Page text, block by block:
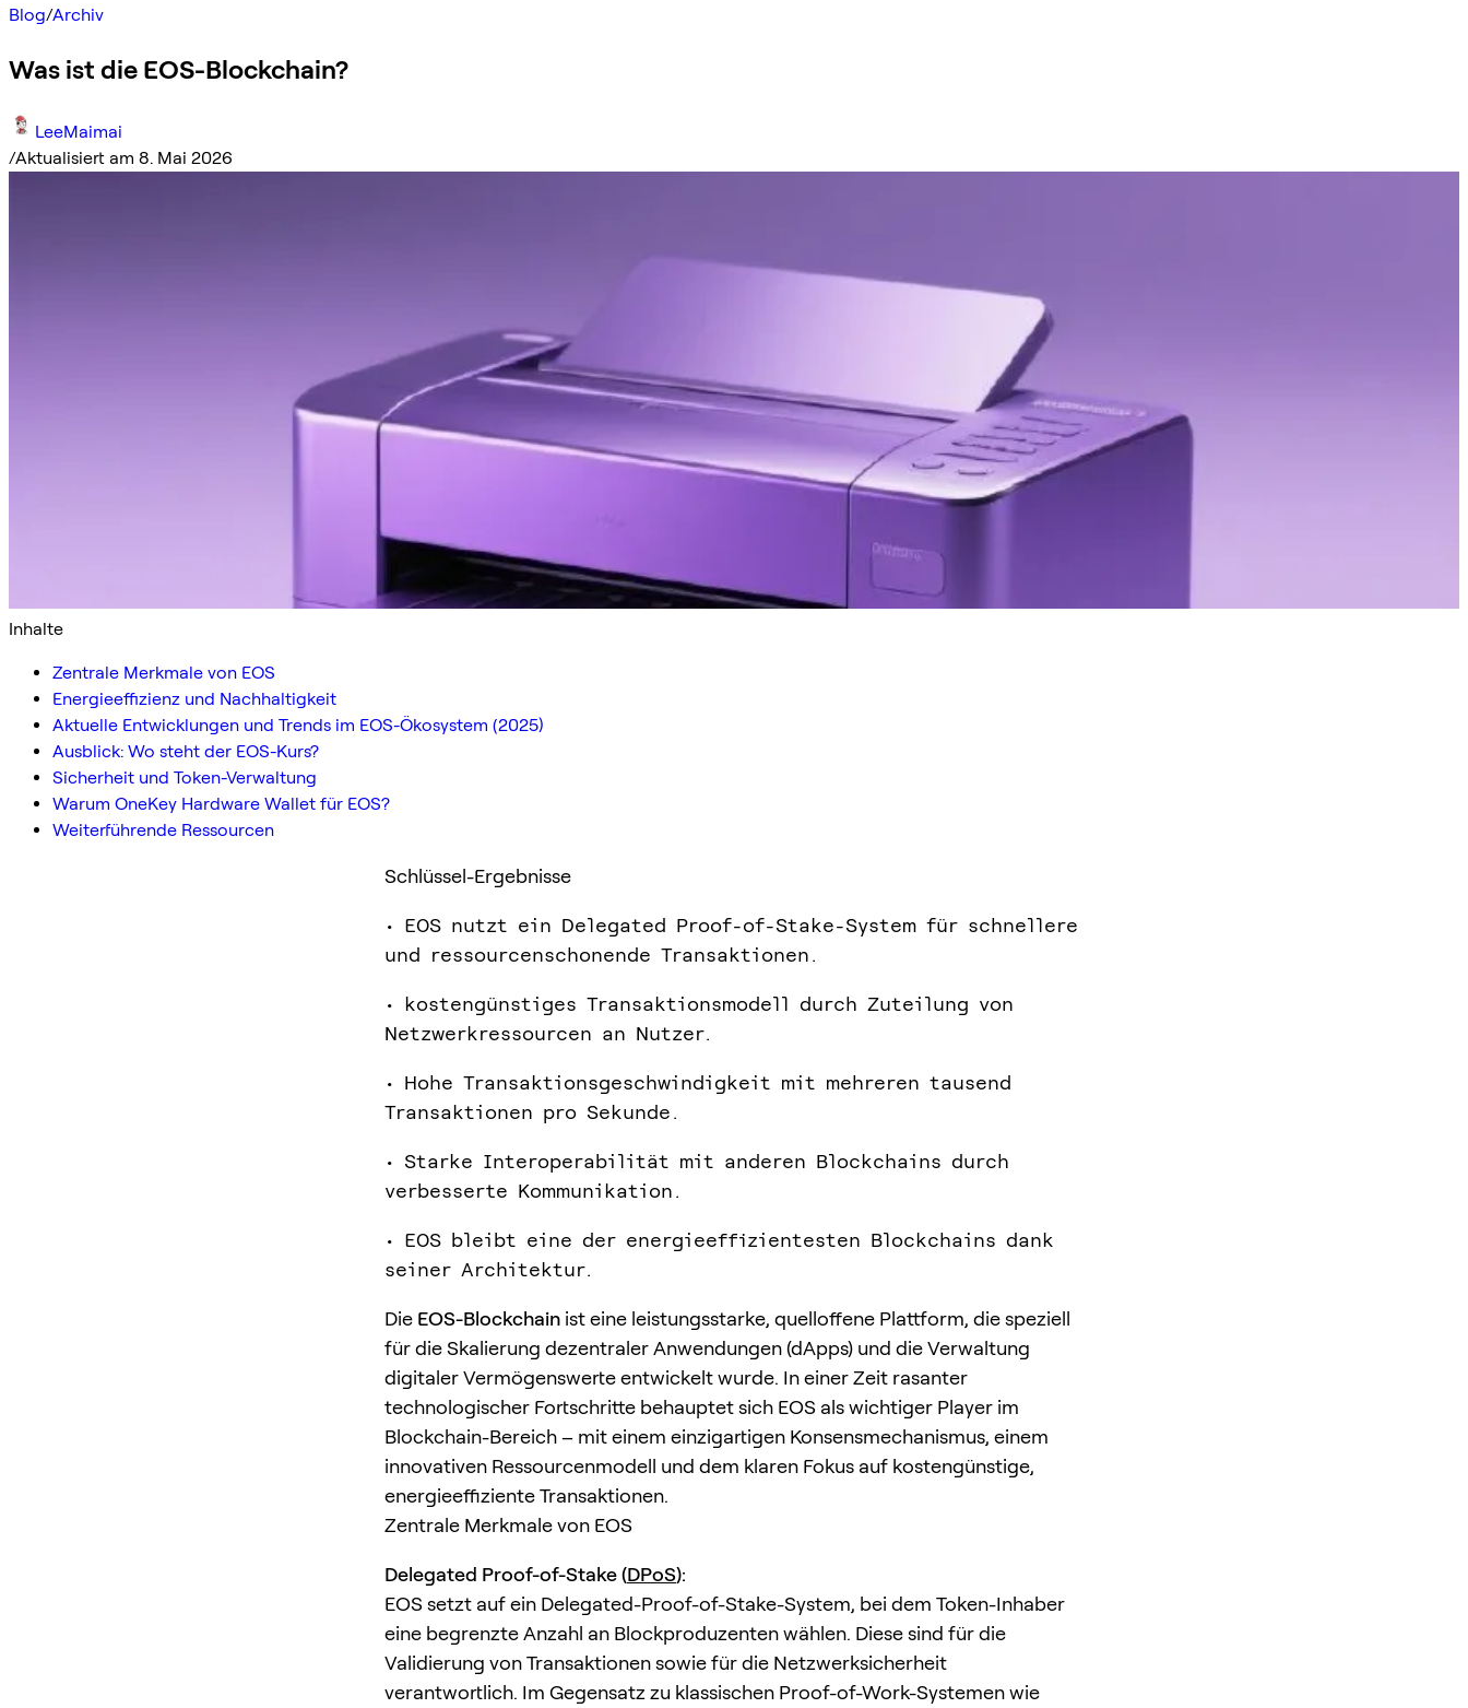
Blog/Archiv
Was ist die EOS-Blockchain?
LeeMaimai
/Aktualisiert am 8. Mai 2026
Inhalte
Zentrale Merkmale von EOS
Energieeffizienz und Nachhaltigkeit
Aktuelle Entwicklungen und Trends im EOS-Ökosystem (2025)
Ausblick: Wo steht der EOS-Kurs?
Sicherheit und Token-Verwaltung
Warum OneKey Hardware Wallet für EOS?
Weiterführende Ressourcen
Schlüssel-Ergebnisse
• EOS nutzt ein Delegated Proof-of-Stake-System für schnellere
und ressourcenschonende Transaktionen.
• kostengünstiges Transaktionsmodell durch Zuteilung von
Netzwerkressourcen an Nutzer.
• Hohe Transaktionsgeschwindigkeit mit mehreren tausend
Transaktionen pro Sekunde.
• Starke Interoperabilität mit anderen Blockchains durch
verbesserte Kommunikation.
• EOS bleibt eine der energieeffizientesten Blockchains dank
seiner Architektur.
Die EOS-Blockchain ist eine leistungsstarke, quelloffene Plattform, die speziell
für die Skalierung dezentraler Anwendungen (dApps) und die Verwaltung
digitaler Vermögenswerte entwickelt wurde. In einer Zeit rasanter
technologischer Fortschritte behauptet sich EOS als wichtiger Player im
Blockchain-Bereich – mit einem einzigartigen Konsensmechanismus, einem
innovativen Ressourcenmodell und dem klaren Fokus auf kostengünstige,
energieeffiziente Transaktionen.
Zentrale Merkmale von EOS
Delegated Proof-of-Stake (DPoS):
EOS setzt auf ein Delegated-Proof-of-Stake-System, bei dem Token-Inhaber
eine begrenzte Anzahl an Blockproduzenten wählen. Diese sind für die
Validierung von Transaktionen sowie für die Netzwerksicherheit
verantwortlich. Im Gegensatz zu klassischen Proof-of-Work-Systemen wie